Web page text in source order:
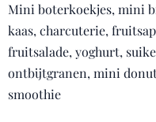
Mini boterkoekjes, mini
kaas, charcuterie,
fruitsalade, yoghurt,
ontbijtgranen, mini
smoothie